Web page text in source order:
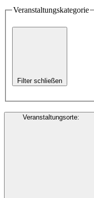
Veranstaltungskategorie
Filter schließen
Veranstaltungsorte: